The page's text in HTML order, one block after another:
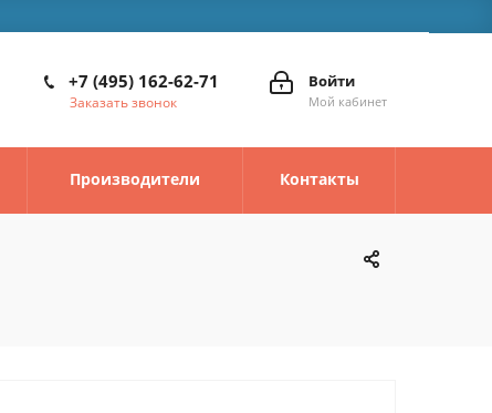
Войти
Мой кабинет
+7 (495) 162-62-71
Заказать звонок
Производители Контакты